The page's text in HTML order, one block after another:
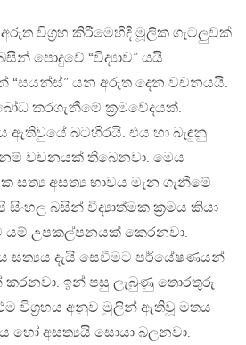
විග්‍රහ කිරීමෙහිදි මූලික ගැටලුවක්
පොදුවේ “විද්‍යාව” යයි
“සයන්ස්” යන අරුත දෙන වචනයයි.
කරගැනීමේ ක්‍රමවේදයක්.
ඇතිවුයේ බටහිරයි. එය හා බැඳුනු
වචනයක් තිබෙනවා. මෙය
අසත්‍ය භාවය මැන ගැනීමේ
සිංහල බසින් විද්‍යාත්මක ක්‍රමය කියා
යම් උපකල්පනයක් කෙරනවා.
සත්‍යය දැයි සෙවීමට පර්යේෂණයන්
ඉන් පසු ලැබුණු තොරතුරු
විග්‍රහය අනුව මුලින් ඇතිවූ මතය
හෝ අසත්‍යයි සොයා බලනවා.